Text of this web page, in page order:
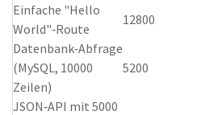
Einfache "Hello
World"‑Route
12800
Datenbank‑Abfrage
(MySQL, 10000
Zeilen)
5200
JSON‑API mit 5000